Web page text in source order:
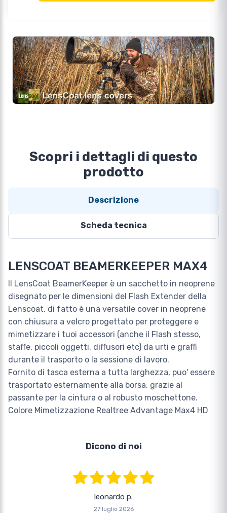
Scopri i dettagli di questo
prodotto
Descrizione
Scheda tecnica
LENSCOAT BEAMERKEEPER MAX4
Il LensCoat BeamerKeeper è un sacchetto in neoprene
disegnato per le dimensioni del Flash Extender della
Lenscoat, di fatto è una versatile cover in neoprene
con chiusura a velcro progettato per proteggere e
mimetizzare i tuoi accessori (anche il Flash stesso,
staffe, piccoli oggetti, diffusori etc) da urti e graffi
durante il trasporto o la sessione di lavoro.
Fornito di tasca esterna a tutta larghezza, puo' essere
trasportato esternamente alla borsa, grazie al
passante per la cintura o al robusto moschettone.
Colore Mimetizzazione Realtree Advantage Max4 HD
Dicono di noi
leonardo p.
27 luglio 2026